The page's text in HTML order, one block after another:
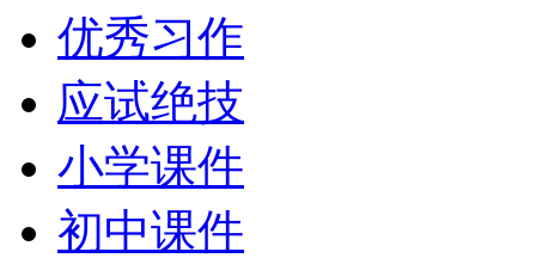
优秀习作
应试绝技
小学课件
初中课件